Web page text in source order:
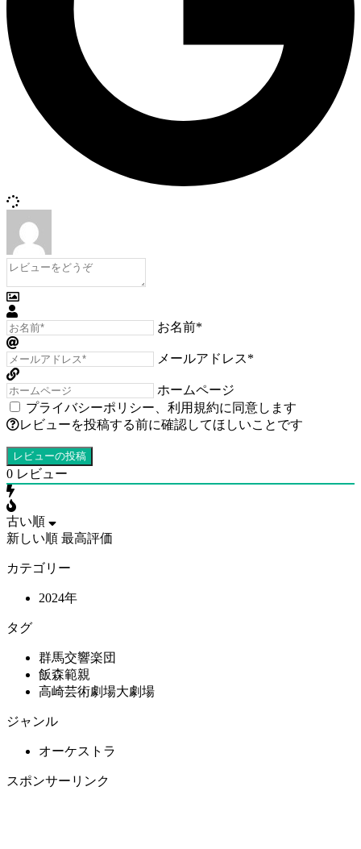
お名前*
メールアドレス*
ホームページ
プライバシーポリシー
利用規約に同意します
レビューを投稿する前に確認してほしいことです
0 レビュー
古い順
新しい順 最高評価
カテゴリー
2024年
タグ
群馬交響楽団
飯森範親
高崎芸術劇場大劇場
ジャンル
オーケストラ
スポンサーリンク